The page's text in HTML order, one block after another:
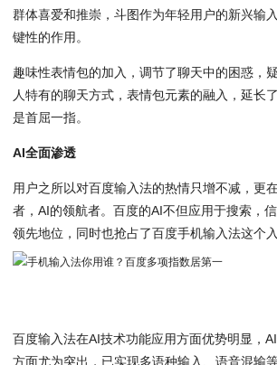
群体喜爱和推崇，斗图作为年轻用户的新兴输
键性的作用。
趣味性表情包的加入，调节了聊天中的困惑，
人特有的聊天方式，表情包元素的融入，延长
是首屈一指。
AI全面渗透
用户之所以对百度输入法的热情只增不减，更
者，AI的领航者。百度的AI不但应用于搜索，
领先地位，同时也抢占了百度手机输入法这个入
百度输入法在AI技术功能应用方面优势明显，
方面尤为突出，已实现多语种输入、语音混输